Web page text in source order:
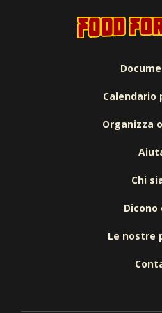
Calendario
Organizza
Chi
Dicono
Le nostre